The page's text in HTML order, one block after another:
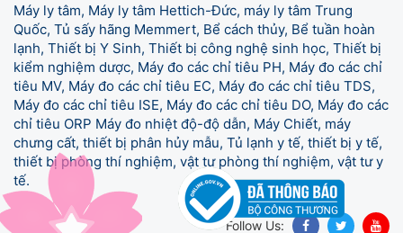
Máy ly tâm, Máy ly tâm Hettich-Đức, máy ly tâm Trung
Quốc, Tủ sấy hãng Memmert, Bể cách thủy, Bể tuần hoàn
lạnh, Thiết bị Y Sinh, Thiết bị công nghệ sinh học, Thiết bị
kiểm nghiệm dược, Máy đo các chỉ tiêu PH, Máy đo các chỉ
tiêu MV, Máy đo các chỉ tiêu EC, Máy đo các chỉ tiêu TDS,
Máy đo các chỉ tiêu ISE, Máy đo các chỉ tiêu DO, Máy đo các
chỉ tiêu ORP Máy đo nhiệt độ-độ dẫn, Máy Chiết, máy
chưng cất, thiết bị phân hủy mẫu, Tủ lạnh y tế, thiết bị y tế,
thiết bị phòng thí nghiệm, vật tư phòng thí nghiệm, vật tư y
tế.
Follow Us: